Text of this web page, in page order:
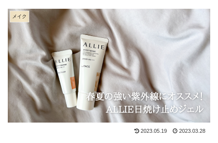
メイク
2023.05.19 2023.03.28